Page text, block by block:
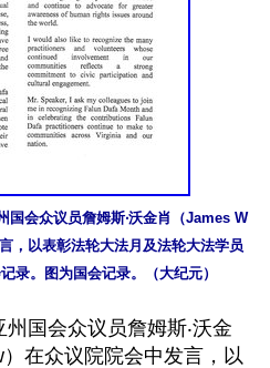
国会众议员詹姆斯‧沃金肖（James W
，以表彰法轮大法月及法轮大法学员
录。图为国会记录。（大纪元）
国会众议员詹姆斯‧沃金
在众议院院会中发言，以